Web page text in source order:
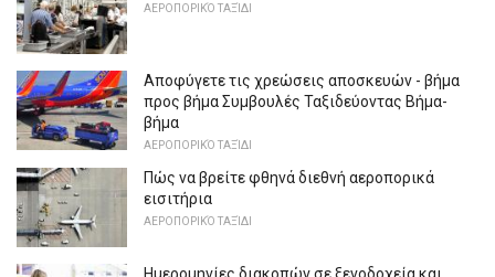
ΑΕΡΟΠΟΡΙΚΌ ΤΑΞΊΔΙ
Αποφύγετε τις χρεώσεις αποσκευών - βήμα
προς βήμα Συμβουλές Ταξιδεύοντας Βήμα-
βήμα
ΑΕΡΟΠΟΡΙΚΌ ΤΑΞΊΔΙ
Πώς να βρείτε φθηνά διεθνή αεροπορικά
εισιτήρια
ΑΕΡΟΠΟΡΙΚΌ ΤΑΞΊΔΙ